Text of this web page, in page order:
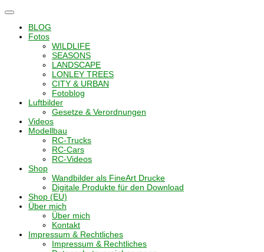
Navigation
umschalten
BLOG
Fotos
WILDLIFE
SEASONS
LANDSCAPE
LONLEY TREES
CITY & URBAN
Fotoblog
Luftbilder
Gesetze & Verordnungen
Videos
Modellbau
RC-Trucks
RC-Cars
RC-Videos
Shop
Wandbilder als FineArt Drucke
Digitale Produkte für den Download
Shop (EU)
Über mich
Über mich
Kontakt
Impressum & Rechtliches
Impressum & Rechtliches